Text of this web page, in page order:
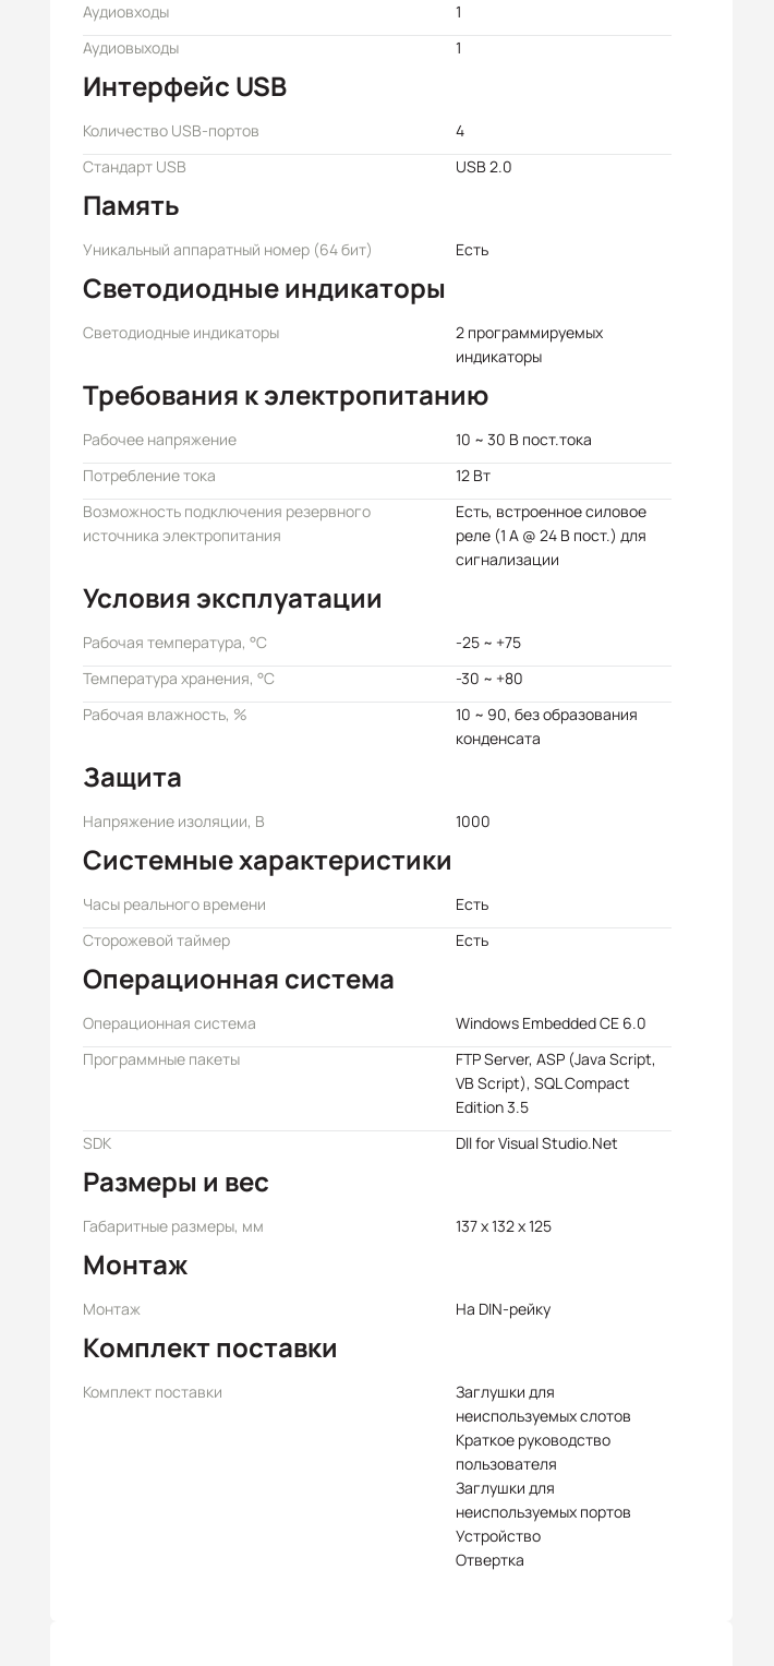
Аудиовходы
1
Аудиовыходы
1
Интерфейс USB
Количество USB-портов
4
Стандарт USB
USB 2.0
Память
Уникальный аппаратный номер (64 бит) Есть
Светодиодные индикаторы
Светодиодные индикаторы
2 программируемых
индикаторы
Требования к электропитанию
Рабочее напряжение
10 ~ 30 В пост.тока
Потребление тока
12 Вт
Возможность подключения резервного
источника электропитания
Есть, встроенное силовое
реле (1 А @ 24 В пост.) для
сигнализации
Условия эксплуатации
Рабочая температура, °C
-25 ~ +75
Температура хранения, °C
-30 ~ +80
Рабочая влажность, %
10 ~ 90, без образования
конденсата
Защита
Напряжение изоляции, В 1000
Системные характеристики
Часы реального времени
Есть
Сторожевой таймер
Есть
Операционная система
Операционная система
Windows Embedded CE 6.0
Программные пакеты
FTP Server, ASP (Java Script,
VB Script), SQL Compact
Edition 3.5
SDK
Dll for Visual Studio.Net
Размеры и вес
Габаритные размеры, мм 137 x 132 x 125
Монтаж
Монтаж На DIN-рейку
Комплект поставки
Комплект поставки
Заглушки для
неиспользуемых слотов
Краткое руководство
пользователя
Заглушки для
неиспользуемых портов
Устройство
Отвертка